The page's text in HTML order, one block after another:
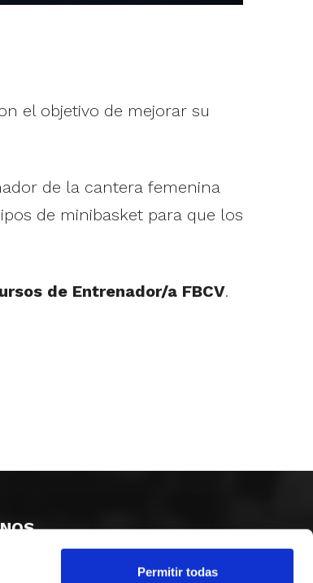
Permitir todas
el objetivo de mejorar su
de la cantera femenina
de minibasket para que los
de Entrenador/a FBCV.